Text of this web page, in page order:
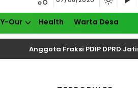
Y-Our Health Warta Desa
Anggota Fraksi PDIP DPRD Jatim